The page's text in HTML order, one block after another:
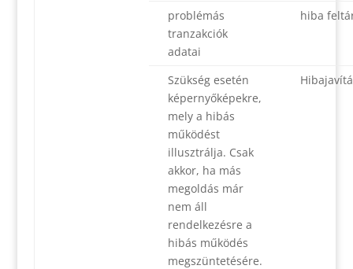
problémás
tranzakciók
adatai
hiba
Szükség esetén
képernyőképekre,
mely a hibás
működést
illusztrálja. Csak
akkor, ha más
megoldás már
nem áll
rendelkezésre a
hibás működés
megszüntetésére.